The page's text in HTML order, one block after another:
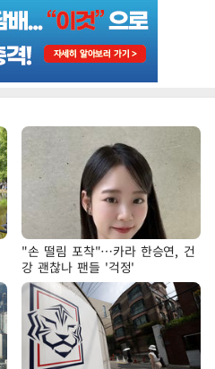
"손 떨림 포착"…카라 한승연, 건
강 괜찮나 팬들 '걱정'